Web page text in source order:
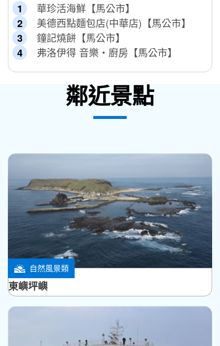
華珍活海鮮【馬公市】
美德西點麵包店(中華店)【馬公市】
鐘記燒餅【馬公市】
弗洛伊得 音樂‧廚房【馬公市】
鄰近景點
自然風景類
望安鄉
東嶼坪嶼